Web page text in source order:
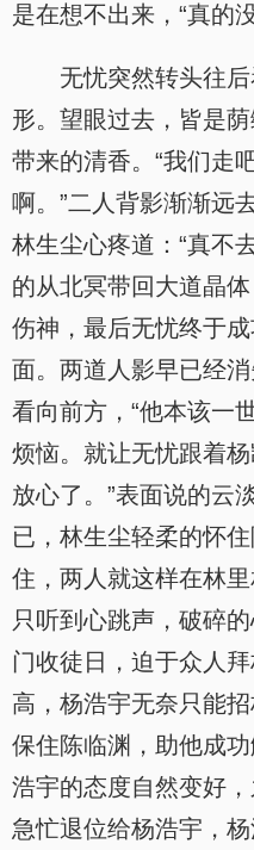
是在想不出来，“真的
无忧突然转头往
形。望眼过去，皆是
带来的清香。“我们走
啊。”二人背影渐渐远
林生尘心疼道：“真不
的从北冥带回大道晶
伤神，最后无忧终于
面。两道人影早已经
看向前方，“他本该一
烦恼。就让无忧跟着
放心了。”表面说的云
已，林生尘轻柔的怀
住，两人就这样在林
只听到心跳声，破碎
门收徒日，迫于众人
高，杨浩宇无奈只能
保住陈临渊，助他成
浩宇的态度自然变好
急忙退位给杨浩宇，